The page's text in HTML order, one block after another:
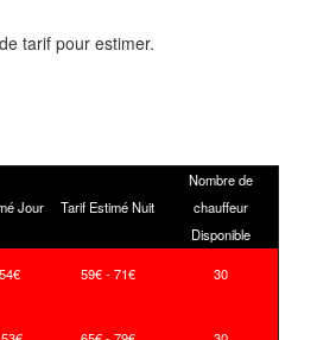
tarif pour estimer.
Jour Tarif Estimé Nuit
Nombre de
chauffeur
Disponible
59€ - 71€ 30